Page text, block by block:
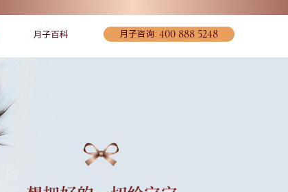
月子咨询:400 888 5248
月子百科